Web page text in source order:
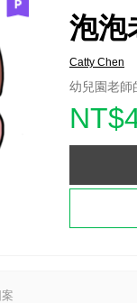
泡
Catty Chen
幼兒園老